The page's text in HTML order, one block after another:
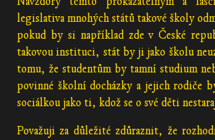
legislativa mnohých států takové školy
pokud by si například zde v České
takovou instituci, stát by ji jako školu
tomu, že studentům by tamní studium
povinné školní docházky a jejich rodiče
sociálkou jako ti, kdož se o své děti
Považuji za důležité zdůraznit, že